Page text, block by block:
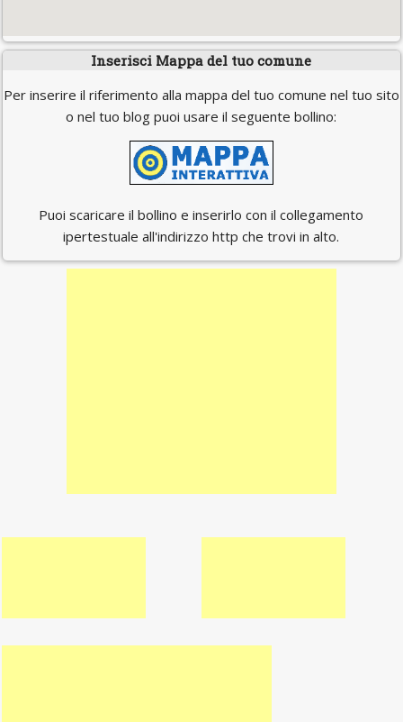
Inserisci Mappa del tuo comune
Per inserire il riferimento alla mappa del tuo comune nel tuo sito
o nel tuo blog puoi usare il seguente bollino:
Puoi scaricare il bollino e inserirlo con il collegamento
ipertestuale all'indirizzo http che trovi in alto.